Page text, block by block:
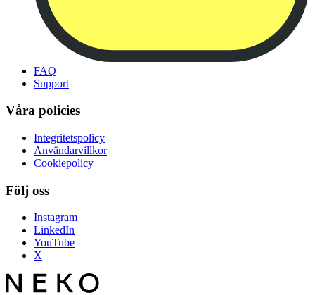
FAQ
Support
Våra policies
Integritetspolicy
Användarvillkor
Cookiepolicy
Följ oss
Instagram
LinkedIn
YouTube
X